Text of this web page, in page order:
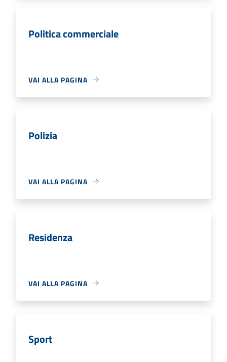
Politica commerciale
VAI ALLA PAGINA
Polizia
VAI ALLA PAGINA
Residenza
VAI ALLA PAGINA
Sport